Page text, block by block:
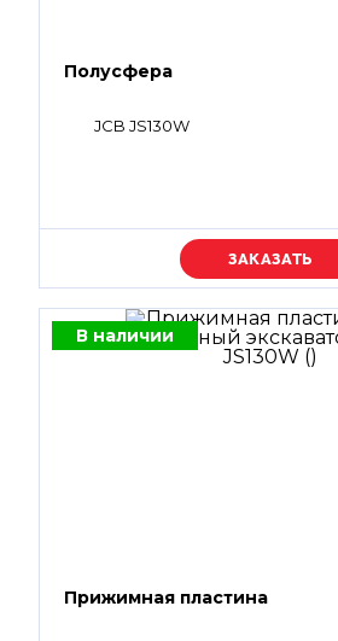
Полусфера
JCB JS130W
Уточняйте цену
В наличии
Прижимная пластина